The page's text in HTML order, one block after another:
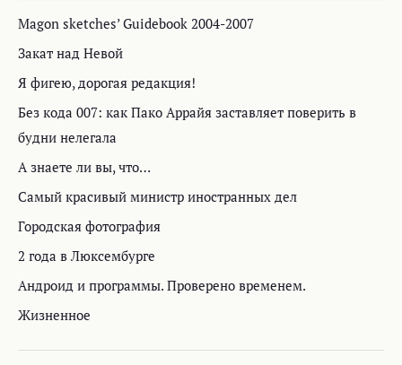
Magon sketches’ Guidebook 2004-2007
Закат над Невой
Я фигею, дорогая редакция!
Без кода 007: как Пако Аррайя заставляет поверить в
будни нелегала
А знаете ли вы, что…
Самый красивый министр иностранных дел
Городская фотография
2 года в Люксембурге
Андроид и программы. Проверено временем.
Жизненное